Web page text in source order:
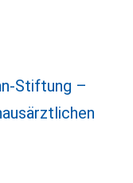
Stiftung –